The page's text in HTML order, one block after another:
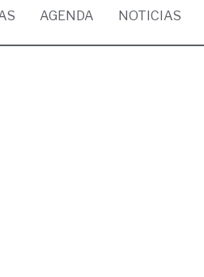
AGENDA NOTICIAS